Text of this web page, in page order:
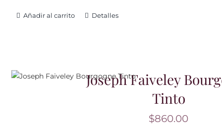
Añadir al carrito Detalles
Joseph Faiveley
Tinto
$860.00